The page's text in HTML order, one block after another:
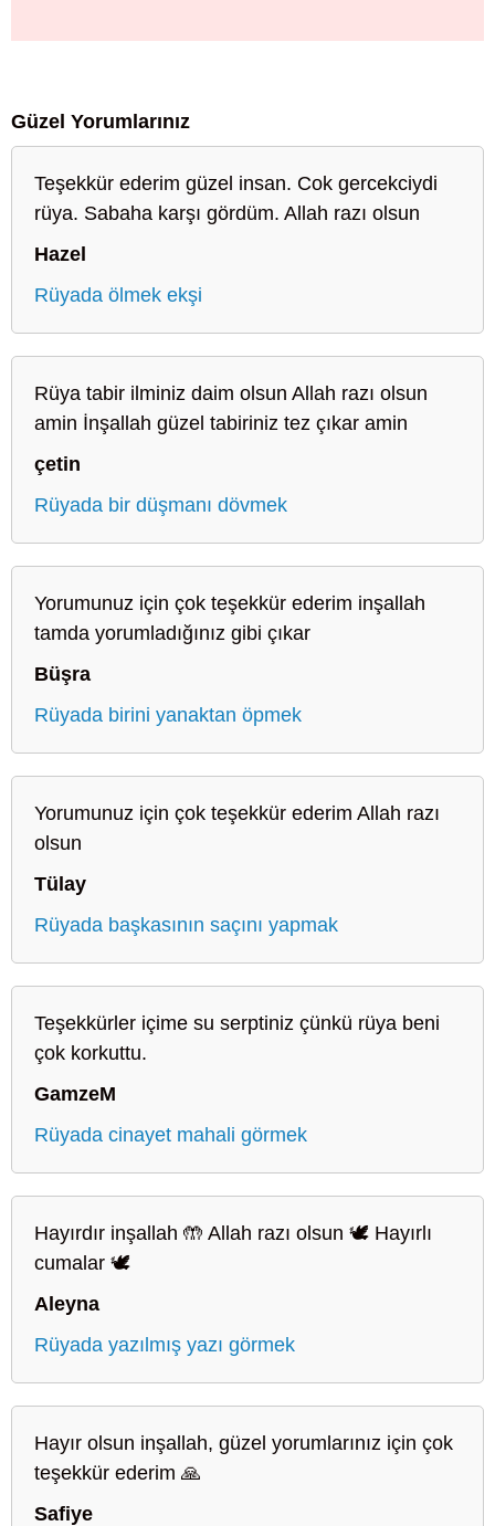
Güzel Yorumlarınız
Teşekkür ederim güzel insan. Cok gercekciydi
rüya. Sabaha karşı gördüm. Allah razı olsun
Hazel
Rüyada ölmek ekşi
Rüya tabir ilminiz daim olsun Allah razı olsun
amin İnşallah güzel tabiriniz tez çıkar amin
çetin
Rüyada bir düşmanı dövmek
Yorumunuz için çok teşekkür ederim inşallah
tamda yorumladığınız gibi çıkar
Büşra
Rüyada birini yanaktan öpmek
Yorumunuz için çok teşekkür ederim Allah razı
olsun
Tülay
Rüyada başkasının saçını yapmak
Teşekkürler içime su serptiniz çünkü rüya beni
çok korkuttu.
GamzeM
Rüyada cinayet mahali görmek
Hayırdır inşallah 🤲 Allah razı olsun 🕊️ Hayırlı
cumalar 🕊️
Aleyna
Rüyada yazılmış yazı görmek
Hayır olsun inşallah, güzel yorumlarınız için çok
teşekkür ederim 🙏
Safiye